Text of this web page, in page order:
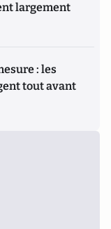
largement
: les
tout avant